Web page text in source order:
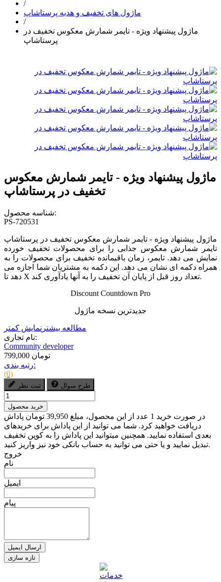
/
ماژول های تخفیف و هدیه پرستاشاپ
/
ماژول پیشنهاد ویژه - تایمر شمارش معکوس تخفیف در
پرستاشاپ
ماژول پیشنهاد ویژه - تایمر شمارش معکوس
تخفیف در پرستاشاپ
شناسه محصول:
PS-720531
ماژول پیشنهاد ویژه - تایمر شمارش معکوس تخفیف در پرستاشاپ
تایمر شمارش معکوس جذابی را برای محصولات تخفیف خورده
نمایش می دهد. تایمر، زمان باقیمانده تخفیف برای محصولات را به
همراه دکمه ای نشان می دهد. این دکمه به مشتریان شما اجازه می
دهد تا X تعداد روز قبل از پایان آن تخفیف را به آنها یادآوری کند.
Discount Countdown Pro
جدیدترین نسخه ماژول
مطالعه بیشتر نمایش کمتر
نام تجاری:
Community developer
799,000 تومان
رتبه بندی:
(0)
ثبت نظر طرح سوال
خرید محصول
در صورت خرید 1 عدد از این محصول، مبلغ 39,950 تومان پاداش
دریافت خواهید کرد. شما می توانید از این پاداش برای خریدهای
بعدی استفاده نمایید. همچنین میتوانید این پاداش را به کوپن تخفیف
تبدیل نمایید و یا حتی می توانید به حساب بانکی خود نیز واریز کنید.
خروج
نام
ایمیل
پیام
ارسال ایمیل